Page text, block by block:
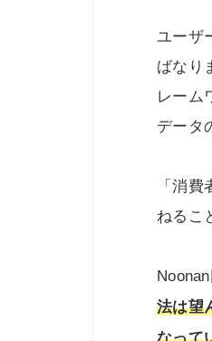
ユーザ
ばなり
レーム
データ
「消
ねるこ
法は望
なって